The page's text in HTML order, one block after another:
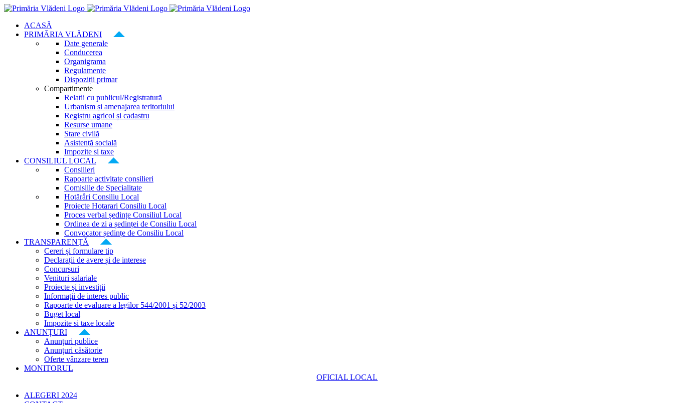
Skip
contentACASĂ
PRIMĂRIA VLĂDENI
Date generale
Conducerea
Organigrama
Regulamente
Dispoziții primar
Compartimente
Relatii cu publicul/Registratură
Urbanism și amenajarea teritoriului
Registru agricol și cadastru
Resurse umane
Stare civilă
Asistență socială
Impozite si taxe
CONSILIUL LOCAL
Consilieri
Rapoarte activitate consilieri
Comisiile de Specialitate
Hotărâri Consiliu Local
Proiecte Hotarari Consiliu Local
Proces verbal ședințe Consiliul Local
Ordinea de zi a ședinței de Consiliu Local
Convocator ședințe de Consiliu Local
TRANSPARENȚĂ
Cereri și formulare tip
Declarații de avere și de interese
Concursuri
Venituri salariale
Proiecte și investiții
Informații de interes public
Rapoarte de evaluare a legilor 544/2001 și 52/2003
Buget local
Impozite si taxe locale
ANUNȚURI
Anunțuri publice
Anunțuri căsătorie
Oferte vânzare teren
MONITORUL
OFICIAL LOCAL
ALEGERI 2024